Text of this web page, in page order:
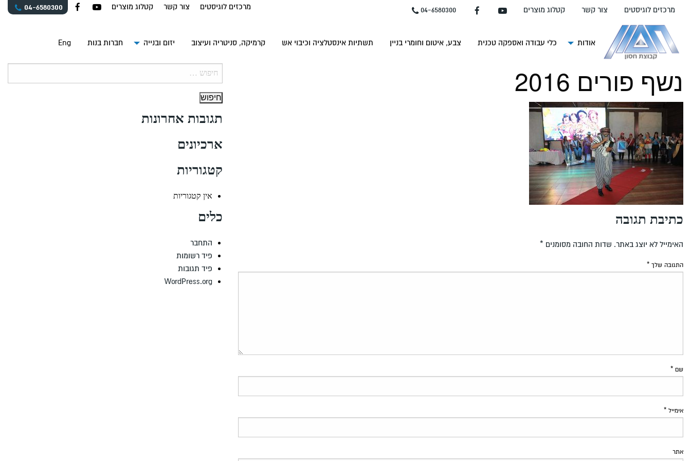
העמוד
מרכזים לוגיסטים צור קשר קטלוג מוצרים 04-6580300 מרכזים לוגיסטים צור קשר קטלוג מוצרים 04-6580300
אודות כלי עבודה ואספקה טכנית צבע, איטום וחומרי בניין תשתיות אינסטלציה וכיבוי אש קרמיקה, סניטריה ועיצוב יזום ובנייה חברות בנות Eng
נשף פורים 2016
כתיבת תגובה
האימייל לא יוצג באתר. שדות החובה מסומנים *
התגובה שלך *
שם *
אימייל *
אתר
תגובות אחרונות
ארכיונים
קטגוריות
אין קטגוריות
כלים
התחבר
פיד רשומות
פיד תגובות
WordPress.org